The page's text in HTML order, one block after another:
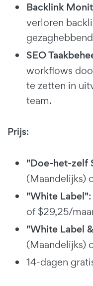
Backlink
verloren
SEO
workflows
te zetten in
team.
Prijs:
"Doe-het-zelf
(Maandelijks)
"White Label"
of $29,25/
"White Label
(Maandelijks)
14-dagen